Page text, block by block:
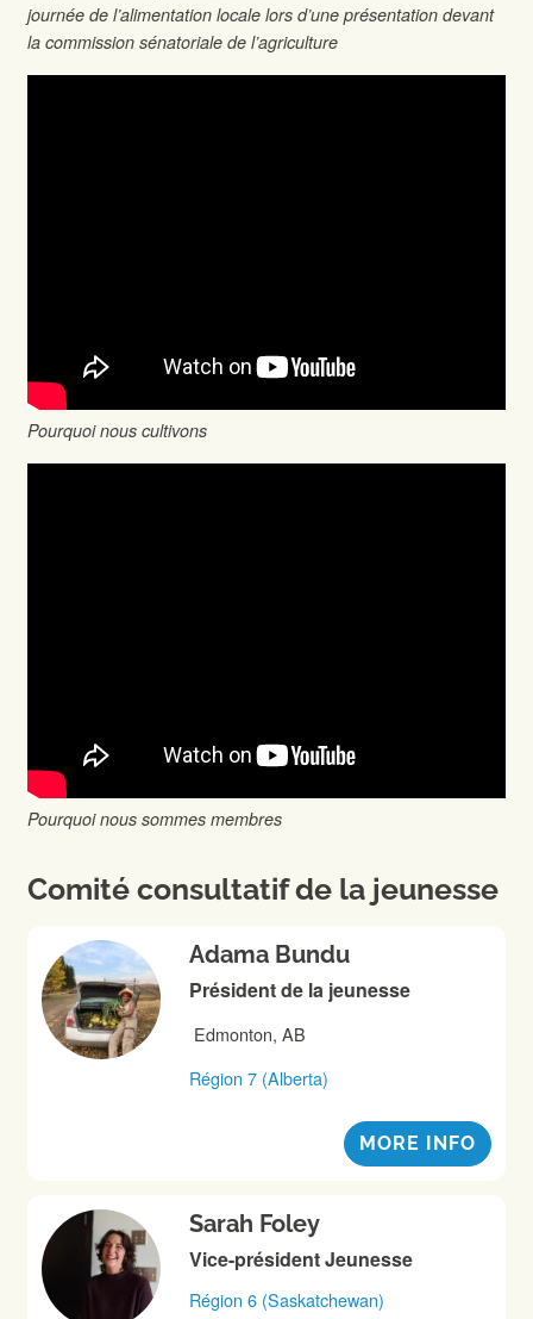
journée de l’alimentation locale lors d’une présentation devant
la commission sénatoriale de l’agriculture
Pourquoi nous cultivons
Pourquoi nous sommes membres
Comité consultatif de la jeunesse
Adama Bundu
Président de la jeunesse
Edmonton, AB
Région 7 (Alberta)
MORE INFO
Sarah Foley
Vice-président Jeunesse
Région 6 (Saskatchewan)